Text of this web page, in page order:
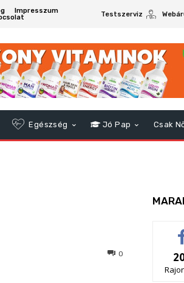
Impresszum
Testszerviz
Egészség Jó Pap Csak
0